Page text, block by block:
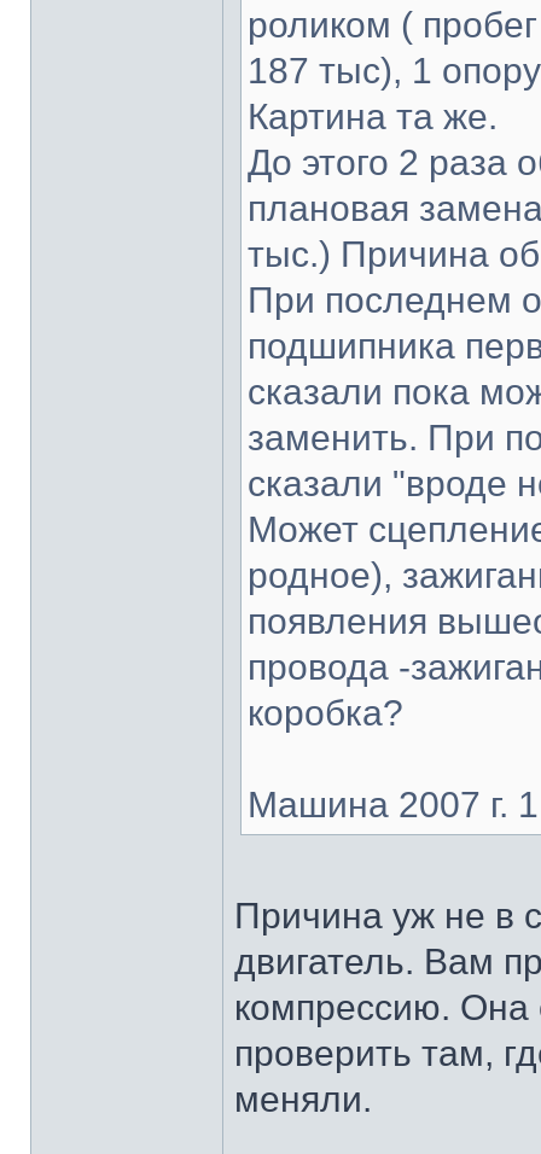
роликом (
187 тыс), 1
Картина та же.
До этого 2 раза
плановая
тыс.) Причина
При последнем
подшипника
сказали пока
заменить. При
сказали "вроде
Может
родное),
появления
провода -
коробка?
Машина 2007 г.
Причина уж не в
двигатель. Вам
компрессию. Она
проверить там,
меняли.